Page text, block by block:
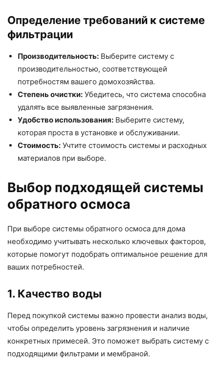
Определение требований к системе
фильтрации
Производительность: Выберите систему с
производительностью, соответствующей
потребностям вашего домохозяйства.
Степень очистки: Убедитесь, что система способна
удалять все выявленные загрязнения.
Удобство использования: Выберите систему,
которая проста в установке и обслуживании.
Стоимость: Учтите стоимость системы и расходных
материалов при выборе.
Выбор подходящей системы
обратного осмоса
При выборе системы обратного осмоса для дома
необходимо учитывать несколько ключевых факторов,
которые помогут подобрать оптимальное решение для
ваших потребностей.
1. Качество воды
Перед покупкой системы важно провести анализ воды,
чтобы определить уровень загрязнения и наличие
конкретных примесей. Это поможет выбрать систему с
подходящими фильтрами и мембраной.